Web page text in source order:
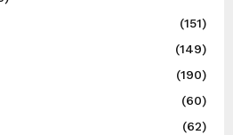
(151)
(149)
(190)
(60)
(62)